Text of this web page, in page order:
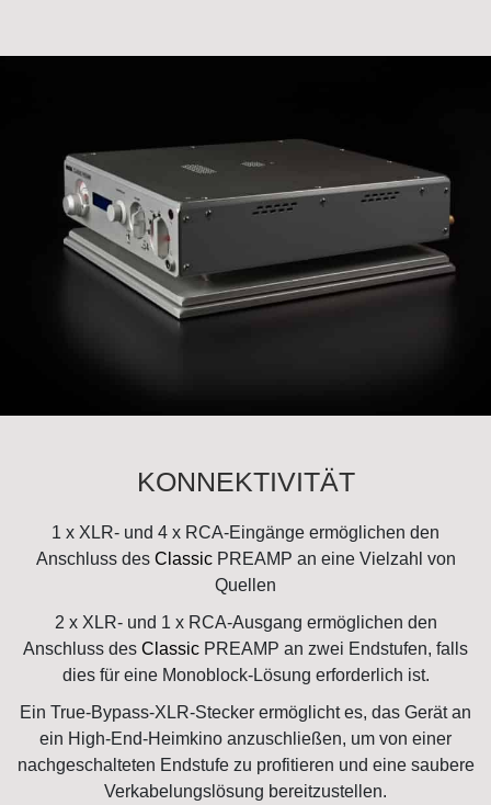
KONNEKTIVITÄT
1 x XLR- und 4 x RCA-Eingänge ermöglichen den
Anschluss des Classic PREAMP an eine Vielzahl von
Quellen
2 x XLR- und 1 x RCA-Ausgang ermöglichen den
Anschluss des Classic PREAMP an zwei Endstufen, falls
dies für eine Monoblock-Lösung erforderlich ist.
Ein True-Bypass-XLR-Stecker ermöglicht es, das Gerät an
ein High-End-Heimkino anzuschließen, um von einer
nachgeschalteten Endstufe zu profitieren und eine saubere
Verkabelungslösung bereitzustellen.